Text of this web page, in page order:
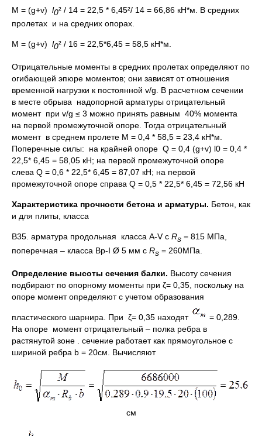
М = (g+v) l0² / 14 = 22,5 * 6,45²/ 14 = 66,86 кН*м. В средних
пролетах и на средних опорах.
М = (g+v) l0² / 16 = 22,5*6,45 = 58,5 кН*м.
Отрицательные моменты в средних пролетах определяют по
огибающей эпюре моментов; они зависят от отношения
временной нагрузки к постоянной v/g. В расчетном сечении
в месте обрыва надопорной арматуры отрицательный
момент при v/g ≤ 3 можно принять равным 40% момента
на первой промежуточной опоре. Тогда отрицательный
момент в среднем пролете М = 0,4 * 58,5 = 23,4 кН*м.
Поперечные силы: на крайней опоре Q = 0,4 (g+v) l0 = 0,4 *
22,5* 6,45 = 58,05 кН; на первой промежуточной опоре
слева Q = 0,6 * 22,5* 6,45 = 87,07 кН; на первой
промежуточной опоре справа Q = 0,5 * 22,5* 6,45 = 72,56 кН
Характеристика прочности бетона и арматуры. Бетон, как
и для плиты, класса
В35. арматура продольная класса А-V с Rs = 815 МПа,
поперечная – класса Вр-I Ø 5 мм с Rs = 260МПа.
Определение высоты сечения балки. Высоту сечения
подбирают по опорному моменты при ζ= 0,35, поскольку на
опоре момент определяют с учетом образования
пластического шарнира. При ζ= 0,35 находят
= 0,289.
На опоре момент отрицательный – полка ребра в
растянутой зоне . сечение работает как прямоугольное с
шириной ребра b = 20см. Вычисляют
см